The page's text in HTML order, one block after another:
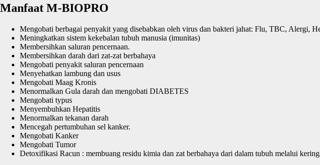
Manfaat M-BIOPRO
Mengobati berbagai penyakit yang disebabkan oleh virus dan bakteri jahat: Flu, TBC, Alergi,
Meningkatkan sistem kekebalan tubuh manusia (imunitas)
Membersihkan saluran pencernaan.
Membersihkan darah dari zat-zat berbahaya
Mengobati penyakit saluran pencernaan
Menyehatkan lambung dan usus
Mengobati Maag Kronis
Menormalkan Gula darah dan mengobati DIABETES
Mengobati typus
Menyembuhkan Hepatitis
Menormalkan tekanan darah
Mencegah pertumbuhan sel kanker.
Mengobati Kanker
Mengobati Tumor
Detoxifikasi Racun : membuang residu kimia dan zat berbahaya dari dalam tubuh melalui